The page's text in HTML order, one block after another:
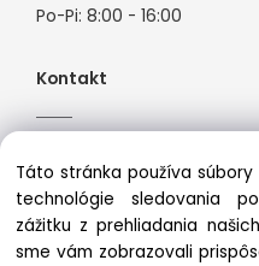
Po-Pi: 8:00 - 16:00
Kontakt
Mail:info@premiosport.sk
Táto stránka používa
technológie sledovania
zážitku z prehliadania
sme vám zobrazovali